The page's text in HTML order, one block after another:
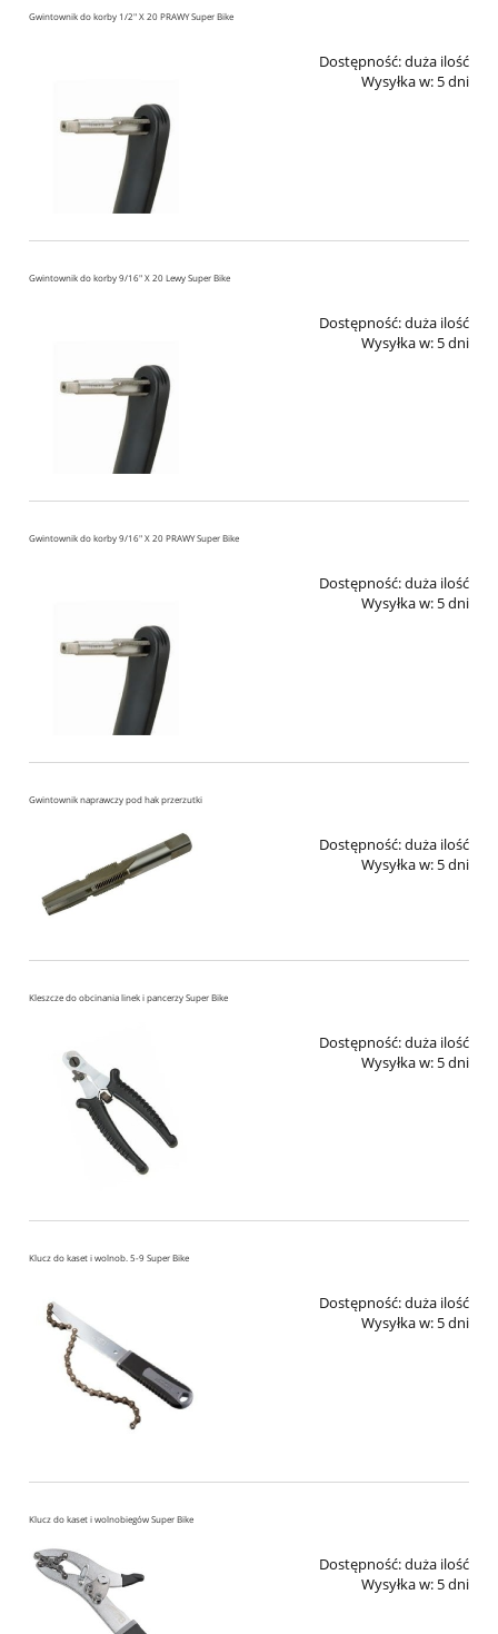
Gwintownik do korby 1/2" X 20 PRAWY Super Bike
Dostępność:duża ilość
Wysyłka w: 5 dni
Gwintownik do korby 9/16" X 20 Lewy Super Bike
Dostępność:duża ilość
Wysyłka w: 5 dni
Gwintownik do korby 9/16" X 20 PRAWY Super Bike
Dostępność:duża ilość
Wysyłka w: 5 dni
Gwintownik naprawczy pod hak przerzutki
Dostępność:duża ilość
Wysyłka w: 5 dni
Kleszcze do obcinania linek i pancerzy Super Bike
Dostępność:duża ilość
Wysyłka w: 5 dni
Klucz do kaset i wolnob. 5-9 Super Bike
Dostępność:duża ilość
Wysyłka w: 5 dni
Klucz do kaset i wolnobiegów Super Bike
Dostępność:duża ilość
Wysyłka w: 5 dni